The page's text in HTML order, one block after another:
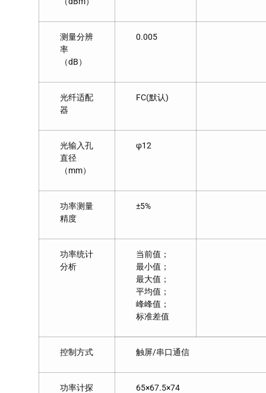
测量分辨
率
（dB）
0.005
光纤适配
器
FC(默认)
光输入孔
直径
（mm）
φ12
功率测量
精度
±5%
功率统计
分析
当前值；
最小值；
最大值；
平均值；
峰峰值；
标准差值
控制方式 触屏/串口通信
功率计探
65×67.5×74